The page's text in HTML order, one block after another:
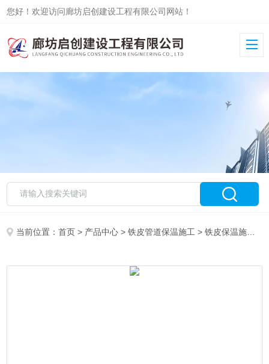
您好！欢迎访问廊坊启创建设工程有限公司网站！
当前位置：首页 > 产品中心 >铁皮管道保温施工 >铁皮保温施工队